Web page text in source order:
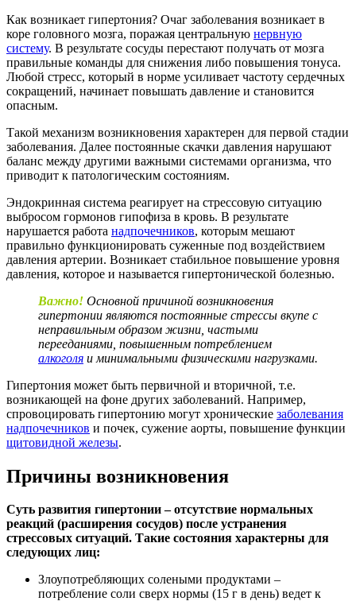
Как возникает гипертония? Очаг заболевания возникает в
коре головного мозга, поражая центральную нервную
систему. В результате сосуды перестают получать от мозга
правильные команды для снижения либо повышения тонуса.
Любой стресс, который в норме усиливает частоту сердечных
сокращений, начинает повышать давление и становится
опасным.
Такой механизм возникновения характерен для первой стадии
заболевания. Далее постоянные скачки давления нарушают
баланс между другими важными системами организма, что
приводит к патологическим состояниям.
Эндокринная система реагирует на стрессовую ситуацию
выбросом гормонов гипофиза в кровь. В результате
нарушается работа надпочечников, которым мешают
правильно функционировать суженные под воздействием
давления артерии. Возникает стабильное повышение уровня
давления, которое и называется гипертонической болезнью.
Важно! Основной причиной возникновения
гипертонии являются постоянные стрессы вкупе с
неправильным образом жизни, частыми
перееданиями, повышенным потреблением
алкоголя и минимальными физическими нагрузками.
Гипертония может быть первичной и вторичной, т.е.
возникающей на фоне других заболеваний. Например,
спровоцировать гипертонию могут хронические заболевания
надпочечников и почек, сужение аорты, повышение функции
щитовидной железы.
Причины возникновения
Суть развития гипертонии – отсутствие нормальных
реакций (расширения сосудов) после устранения
стрессовых ситуаций. Такие состояния характерны для
следующих лиц:
Злоупотребляющих солеными продуктами –
потребление соли сверх нормы (15 г в день) ведет к